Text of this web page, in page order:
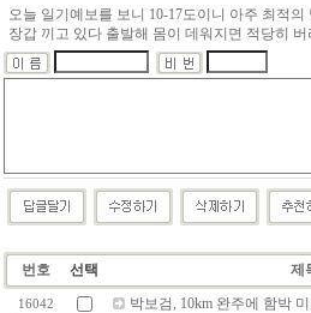
오늘 일기예보를 보니 10-17도이니 아주 최적
장갑 끼고 있다 출발해 몸이 데워지면 적당히 버
번호 선택 제
16042 박보검, 10km 완주에 함박